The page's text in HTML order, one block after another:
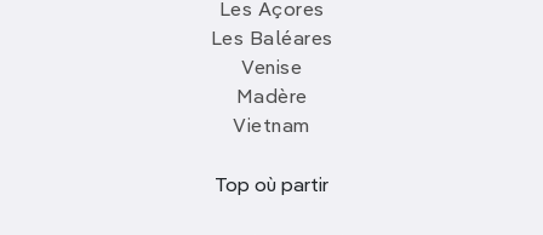
Les Açores
Les Baléares
Venise
Madère
Vietnam
Top où partir